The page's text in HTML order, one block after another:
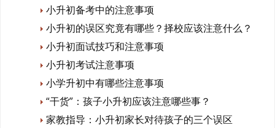
小升初备考中的注意事项
小升初的误区究竟有哪些？择校应该注意什么？
小升初面试技巧和注意事项
小升初考试注意事项
小学升初中有哪些注意事项
“干货”：孩子小升初应该注意哪些事？
家教指导：小升初家长对待孩子的三个误区